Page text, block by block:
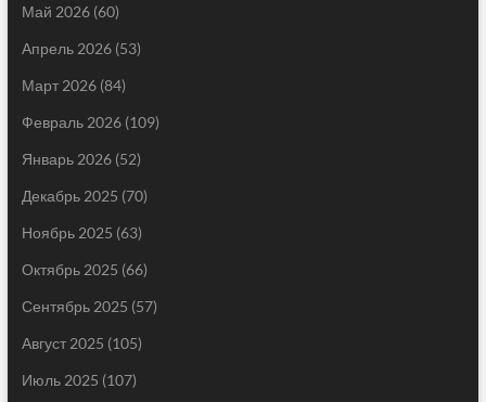
Май 2026(60)
Апрель 2026(53)
Март 2026(84)
Февраль 2026(109)
Январь 2026(52)
Декабрь 2025 (70)
Ноябрь 2025 (63)
Октябрь 2025 (66)
Сентябрь 2025 (57)
Август 2025 (105)
Июль 2025 (107)